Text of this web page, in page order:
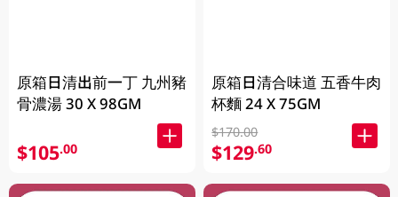
原箱日清出前一丁 九州豬
骨濃湯 30 X 98GM
$105.00
原箱日清合味道 五香牛肉
杯麵 24 X 75GM
$170.00
$129.60